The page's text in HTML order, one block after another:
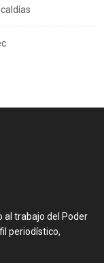
al trabajo del Poder
periodístico,